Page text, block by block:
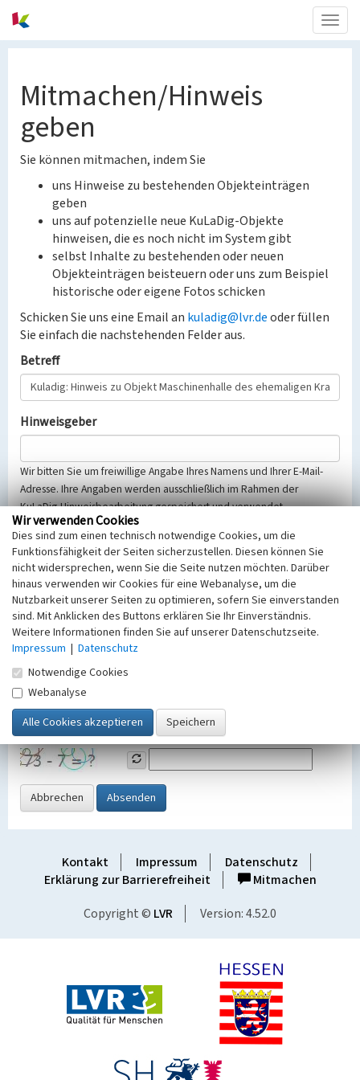
Mitmachen/Hinweis
geben
Sie können mitmachen, indem Sie
uns Hinweise zu bestehenden Objekteinträgen
geben
uns auf potenzielle neue KuLaDig-Objekte
hinweisen, die es noch nicht im System gibt
selbst Inhalte zu bestehenden oder neuen
Objekteinträgen beisteuern oder uns zum Beispiel
historische oder eigene Fotos schicken
Schicken Sie uns eine Email an kuladig@lvr.deoder füllen
Sie einfach die nachstehenden Felder aus.
Betreff
Hinweisgeber
Wir bitten Sie um freiwillige Angabe Ihres Namens und Ihrer E-Mail-
Adresse. Ihre Angaben werden ausschließlich im Rahmen der
KuLaDig-Hinweisbearbeitung gespeichert und verwendet.
Selbstverständlich werden diese entsprechend der Vorschriften des
Telemediengesetzes, des Datenschutzgesetzes NRW und der seit
dem 25.05.2018 gültigen Europäischen Datenschutzgrundverordnung
(EU-DSGVO) vertraulich behandelt, beachten Sie bitte unsere
Hinweise zumDatenschutz
Nachricht
SicherheitsabfrageTragen Sie unten das Rechenergebnis aus der
Grafik ein
Abbrechen Absenden
Kontakt Impressum
Datenschutz
Erklärung zur Barrierefreiheit
Mitmachen
Copyright © LVR Version: 4.52.0
Wir verwenden Cookies
Dies sind zum einen technisch notwendige Cookies, um die
Funktionsfähigkeit der Seiten sicherzustellen. Diesen können Sie
nicht widersprechen, wenn Sie die Seite nutzen möchten. Darüber
hinaus verwenden wir Cookies für eine Webanalyse, um die
Nutzbarkeit unserer Seiten zu optimieren, sofern Sie einverstanden
sind. Mit Anklicken des Buttons erklären Sie Ihr Einverständnis.
Weitere Informationen finden Sie auf unserer Datenschutzseite.
Impressum | Datenschutz
Notwendige Cookies
Webanalyse